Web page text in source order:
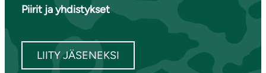
Piirit ja yhdistykset
LIITY JÄSENEKSI